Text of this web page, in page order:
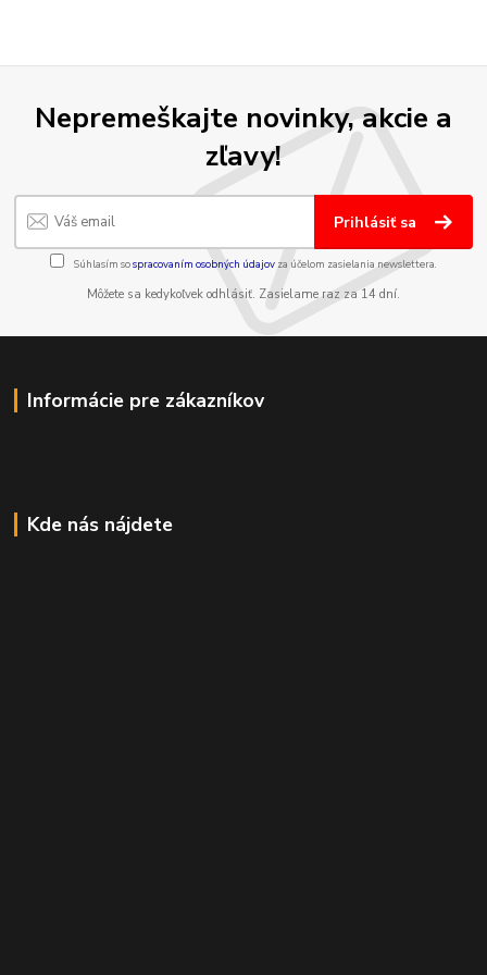
Nepremeškajte novinky, akcie a
zľavy!
Prihlásiť sa
Súhlasím sospracovaním osobných údajov za účelom zasielania newslettera.
Môžete sa kedykoľvek odhlásiť. Zasielame raz za 14 dní.
Informácie pre zákazníkov
Kde nás nájdete